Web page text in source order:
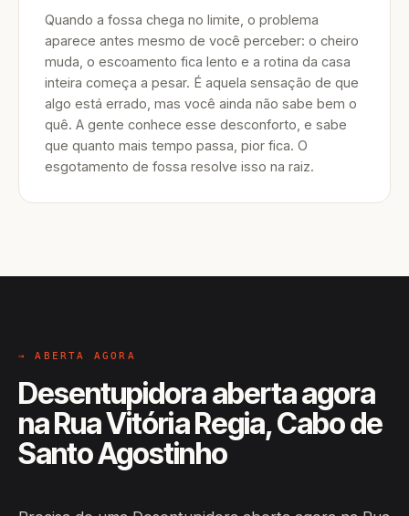
Quando a fossa chega no limite, o problema
aparece antes mesmo de você perceber: o cheiro
muda, o escoamento fica lento e a rotina da casa
inteira começa a pesar. É aquela sensação de que
algo está errado, mas você ainda não sabe bem o
quê. A gente conhece esse desconforto, e sabe
que quanto mais tempo passa, pior fica. O
esgotamento de fossa resolve isso na raiz.
→ ABERTA AGORA
Desentupidora aberta agora
na Rua Vitória Regia, Cabo de
Santo Agostinho